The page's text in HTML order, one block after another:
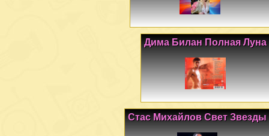
Дима Билан Полная Луна
Стас Михайлов Свет Звезды